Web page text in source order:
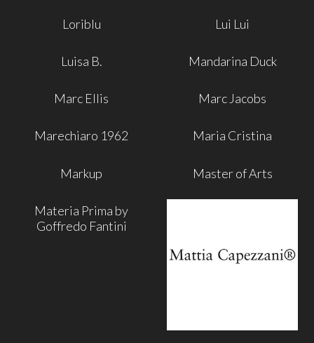
Loriblu Lui Lui
Luisa B. Mandarina Duck
Marc Ellis Marc Jacobs
Marechiaro 1962 Maria Cristina
Markup Master of Arts
Materia Prima by
Goffredo Fantini